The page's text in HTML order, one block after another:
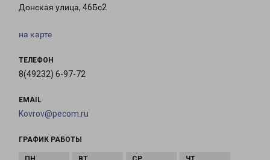
Донская улица, 46Бс2
на карте
ТЕЛЕФОН
8(49232) 6-97-72
EMAIL
Kovrov@pecom.ru
ГРАФИК РАБОТЫ